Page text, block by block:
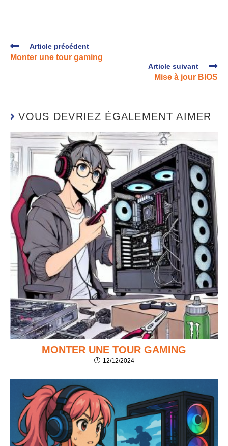
Article précédent
Monter une tour gaming
Article suivant
Mise à jour BIOS
VOUS DEVRIEZ ÉGALEMENT AIMER
MONTER UNE TOUR GAMING
12/12/2024